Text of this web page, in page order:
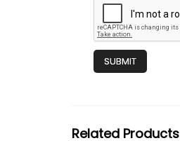
Related Products